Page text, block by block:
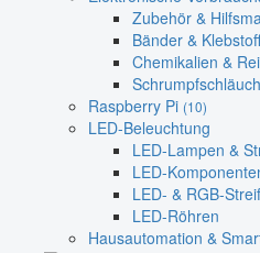
Zubehör &
Bänder &
Chemikalien &
Raspberry Pi (10)
LED-Beleuchtung
LED-Lampen &
LED-
LED- & RGB-
LED-Röhren
Hausautomation &